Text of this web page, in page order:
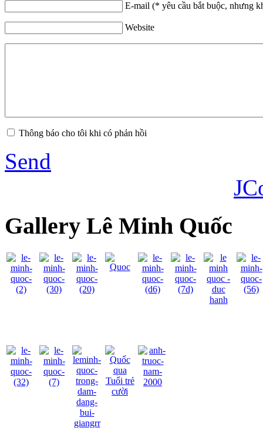
E-mail (* yêu cầu bắt buộc, nhưng
Website
Thông báo cho tôi khi có phản hồi
Send
Gallery Lê Minh Quốc